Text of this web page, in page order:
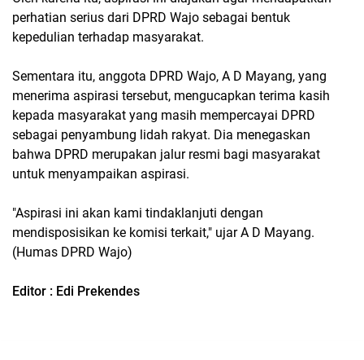
perhatian serius dari DPRD Wajo sebagai bentuk
kepedulian terhadap masyarakat.
Sementara itu, anggota DPRD Wajo, A D Mayang, yang
menerima aspirasi tersebut, mengucapkan terima kasih
kepada masyarakat yang masih mempercayai DPRD
sebagai penyambung lidah rakyat. Dia menegaskan
bahwa DPRD merupakan jalur resmi bagi masyarakat
untuk menyampaikan aspirasi.
"Aspirasi ini akan kami tindaklanjuti dengan
mendisposisikan ke komisi terkait," ujar A D Mayang.
(Humas DPRD Wajo)
Editor : Edi Prekendes